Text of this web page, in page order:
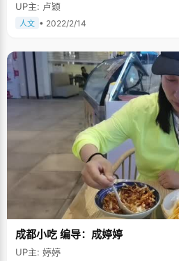
UP主: 卢颖
人文 • 2022/2/14
成都小吃 编导：成婷婷
UP主: 婷婷